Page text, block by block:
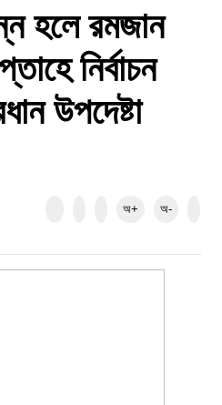
হলে রমজান
নির্বাচন
উপদেষ্টা
অ+ অ-